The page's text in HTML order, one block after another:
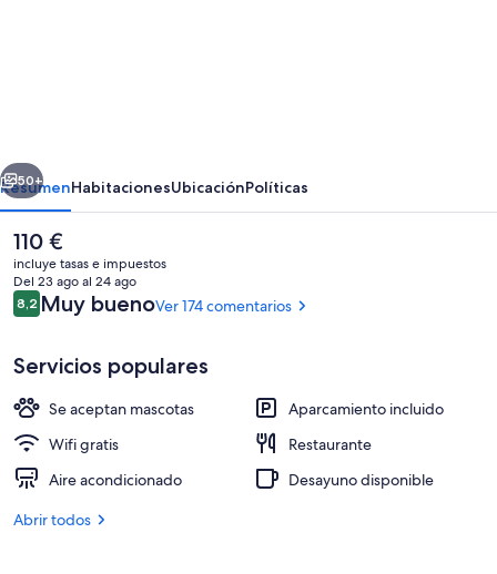
Habitación superior, 1 cama de
Siguiente
50+
ResumenHabitacionesUbicaciónPolíticas
El
precio
actual
es
de
110 €
incluye tasas e impuestos
Del 23 ago al 24 ago
Comentarios
8,28,2 de 10
Muy buenoVer 174 comentarios
Servicios populares
Se aceptan mascotas
Aparcamiento incluido
Wifi gratis
Restaurante
Aire acondicionado
Desayuno disponible
Abrir todos